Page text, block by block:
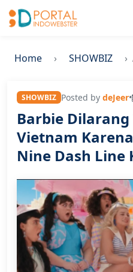
Home SHOWBIZ
SHOWBIZ Posted by deJeer•
Barbie Dilarang
Vietnam
Nine Dash Line